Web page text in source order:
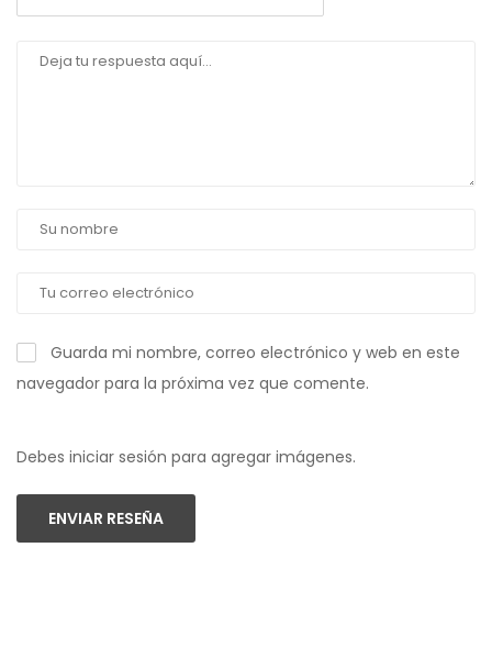
Guarda mi nombre, correo electrónico y web en este
navegador para la próxima vez que comente.
Debes iniciar sesión para agregar imágenes.
ENVIAR RESEÑA